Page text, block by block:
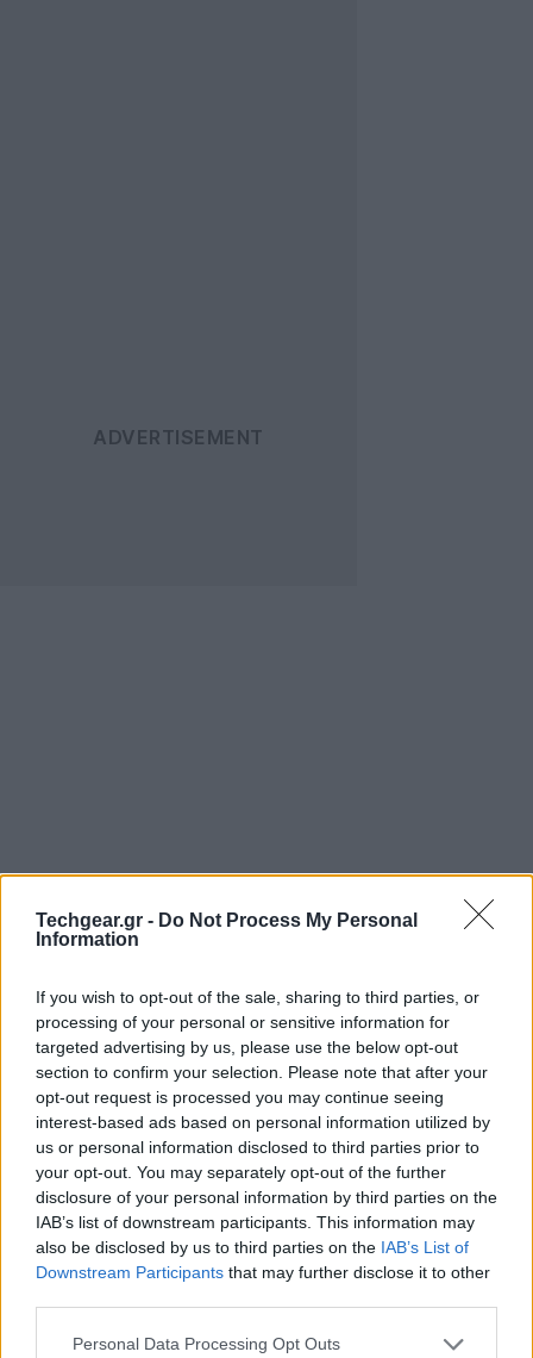
Techgear.gr - Do Not Process My Personal
Information
If you wish to opt-out of the sale, sharing to third parties, or
processing of your personal or sensitive information for
targeted advertising by us, please use the below opt-out
section to confirm your selection. Please note that after your
opt-out request is processed you may continue seeing
interest-based ads based on personal information utilized by
us or personal information disclosed to third parties prior to
your opt-out. You may separately opt-out of the further
disclosure of your personal information by third parties on the
IAB’s list of downstream participants. This information may
also be disclosed by us to third parties on the IAB’s List of
Downstream Participants that may further disclose it to other
Please note that this website/app uses one or more Google
Personal Data Processing Opt Outs
επίσημο
Facebook
phone, ωστόσο η ιδέα κίνησε το
ενδιαφέρον μερικών εταιριών και είδαμε ταHTC
ChaCha, INQ Cloud TouchκαιVodafone 555. Σε
αυτά, φαίνεται ότι θα προστεθεί και το Motorola
EX225, όπως εμφανίστηκε στην επίσημη ιστοσελίδα
Bluetooth SIG.